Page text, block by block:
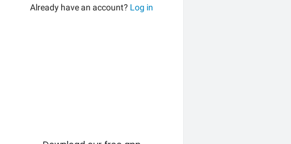
Already have an account? Log in